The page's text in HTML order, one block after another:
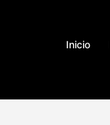
Inicio